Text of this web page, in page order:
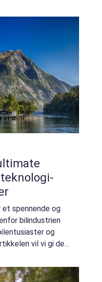
problemet
et spennende og
bilindustrien
og
vil vi gi deg